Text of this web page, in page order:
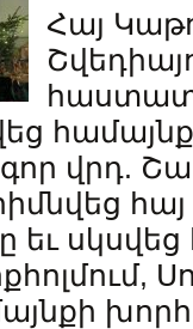
Հայ
վրդ.
եւ